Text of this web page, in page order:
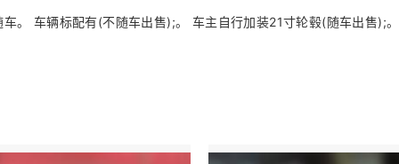
。 车辆标配有(不随车出售);。 车主自行加装21寸轮毂(随车出售);。